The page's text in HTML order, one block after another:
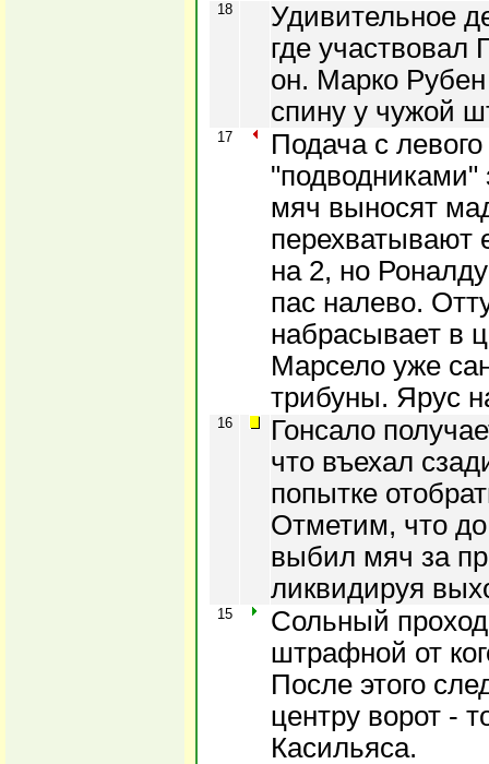
18
Удивительное
где участвовал
он. Марко Рубен
спину у чужой
17
Подача с левого
"подводниками"
мяч выносят
перехватывают
на 2, но
пас налево.
набрасывает в
Марсело уже
трибуны. Ярус
16
Гонсало
что въехал
попытке
Отметим, что до
выбил мяч за
ликвидируя
15
Сольный проход
штрафной от
После этого
центру ворот -
Касильяса.